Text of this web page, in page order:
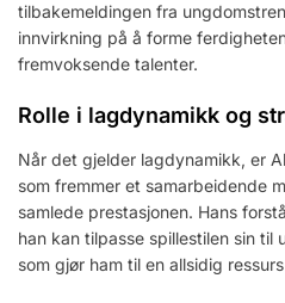
tilbakemeldingen fra
innvirkning på å forme
fremvoksende talenter.
Rolle i lagdynamikk og
Når det gjelder lagdynamikk, er
som fremmer et samarbeidende
samlede prestasjonen. Hans
han kan tilpasse spillestilen sin
som gjør ham til en allsidig